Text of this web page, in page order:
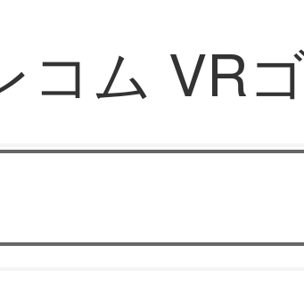
VRメガネ
コム VR